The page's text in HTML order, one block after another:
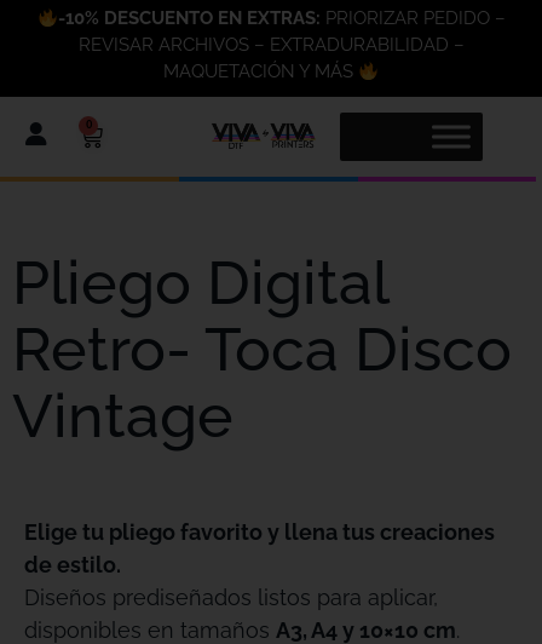
-10% DESCUENTO EN EXTRAS: PRIORIZAR PEDIDO –
REVISAR ARCHIVOS – EXTRADURABILIDAD –
MAQUETACIÓN Y MÁS
0
Pliego Digital
Retro- Toca Disco
Vintage
Elige tu pliego favorito y llena tus creaciones
de estilo.
Diseños prediseñados listos para aplicar,
disponibles en tamaños A3, A4 y 10×10 cm.